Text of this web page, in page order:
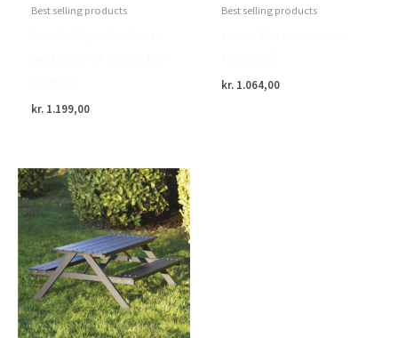
Best selling products
kr. 1.199,00
Best selling products
kr. 1.064,00